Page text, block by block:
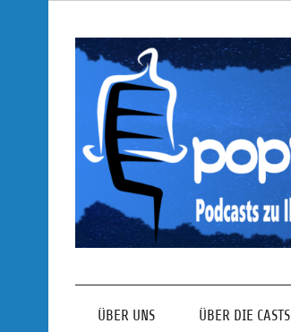
Podcasts zu Ihrem Vergnügen
ÜBER UNS ÜBER DIE CASTS